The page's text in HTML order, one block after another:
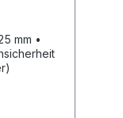
mm •